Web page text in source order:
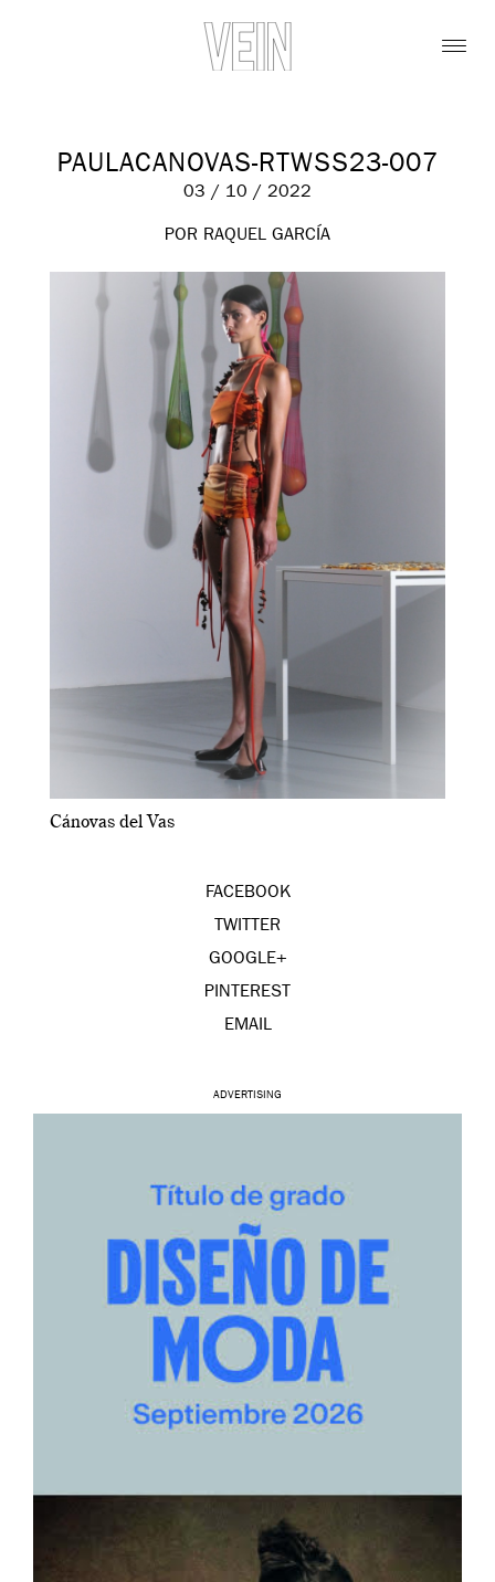
PAULACANOVAS-RTWSS23-007
03 / 10 / 2022
POR RAQUEL GARCÍA
Cánovas del Vas
FACEBOOK
TWITTER
GOOGLE+
PINTEREST
EMAIL
ADVERTISING